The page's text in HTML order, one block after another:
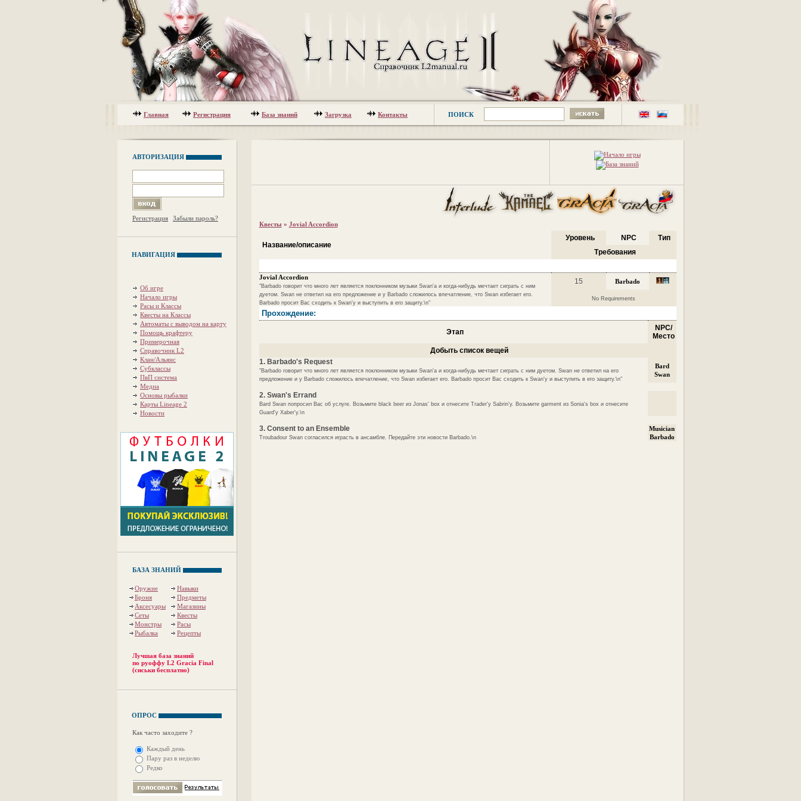
Главная Регистрация База знаний Загрузка Контакты ПОИСК
АВТОРИЗАЦИЯ
Регистрация Забыли пароль?
НАВИГАЦИЯ
Об игре
Начало игры
Расы и Классы
Квесты на Классы
Автоматы с выводом на карту
Помощь крафтеру
Примерочная
Справочник L2
Клан/Альянс
Субклассы
ПвП система
Медиа
Основы рыбалки
Карты Lineage 2
Новости
БАЗА ЗНАНИЙ
Оружие
Навыки
Броня
Предметы
Аксесуары
Магазины
Сеты
Квесты
Монстры
Расы
Рыбалка
Рецепты
Лучшая база знаний
по руоффу L2 Gracia Final
(сиськи бесплатно)
ОПРОС
Как часто заходите ?
Каждый день
Пару раз в неделю
Редко
Квесты » Jovial Accordion
Название/описание
Уровень NPC
Тип
Требования
Jovial Accordion
"Barbado говорит что много лет является поклонником музыки Swan'а и когда-нибудь мечтает сиграть с ним
дуетом. Swan не ответил на его предложение и у Barbado сложилось впечатление, что Swan избегает его.
Barbado просит Вас сходить к Swan'у и выступить в его защиту.\n"
15 Barbado
No Requirements
Прохождение:
Этап
NPC/
Место
Добыть список вещей
1. Barbado's Request
"Barbado говорит что много лет является поклонником музыки Swan'а и когда-нибудь мечтает сиграть с ним дуетом. Swan не ответил на его
предложение и у Barbado сложилось впечатление, что Swan избегает его. Barbado просит Вас сходить к Swan'у и выступить в его защиту.\n"
Bard
Swan
2. Swan's Errand
Bard Swan попросил Вас об услуге. Возьмите black beer из Jonas' box и отнесите Trader'y Sabrin'y. Возьмите garment из Sonia's box и отнесите
Guard'y Xaber'y.\n
3. Consent to an Ensemble
Troubadour Swan согласился играсть в ансамбле. Передайте эти новости Barbado.\n
Musician
Barbado